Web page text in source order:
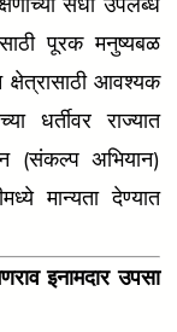
पूरक मनुष्यबळ
आवश्यक
धर्तीवर राज्यात
(संकल्प अभियान)
मान्यता देण्यात
इनामदार उपसा